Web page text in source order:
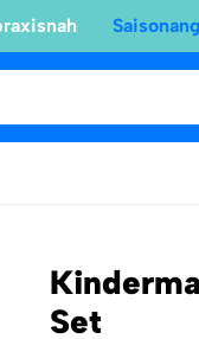
Set